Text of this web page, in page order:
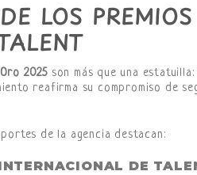
LOS
2025 son más que una
reafirma su compromiso de
de la agencia destacan:
DE